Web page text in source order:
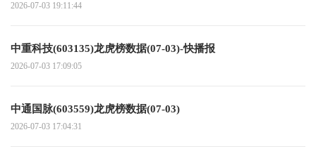
2026-07-03 19:11:44
中重科技(603135)龙虎榜数据(07-03)-快播报
2026-07-03 17:09:05
中通国脉(603559)龙虎榜数据(07-03)
2026-07-03 17:04:31